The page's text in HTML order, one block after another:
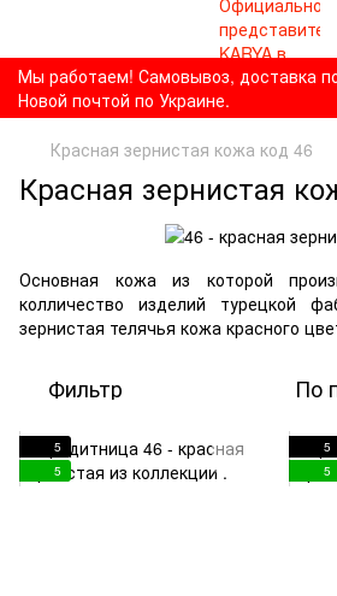
Мы работаем! Самовывоз, доставка
Новой почтой по Украине.
Красная зернистая кожа код 46
Красная зернистая
Основная кожа из которой
колличество изделий турецкой
зернистая телячья кожа красного
Фильтр По
5
5
5
5